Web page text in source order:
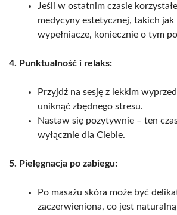
Jeśli w ostatnim czasie
medycyny estetycznej, takich jak
wypełniacze, koniecznie o tym
4. Punktualność i relaks:
Przyjdź na sesję z lekkim
uniknąć zbędnego stresu.
Nastaw się pozytywnie – ten
wyłącznie dla Ciebie.
5. Pielęgnacja po zabiegu:
Po masażu skóra może być
zaczerwieniona, co jest